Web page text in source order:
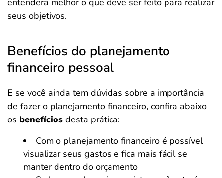
entenderá melhor o que deve ser feito para realizar
seus objetivos.
Benefícios do planejamento
financeiro pessoal
E se você ainda tem dúvidas sobre a importância
de fazer o planejamento financeiro, confira abaixo
os benefícios desta prática:
Com o planejamento financeiro é possível
visualizar seus gastos e fica mais fácil se
manter dentro do orçamento